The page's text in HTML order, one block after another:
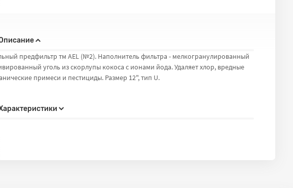
предфильтр тм AEL (№2). Наполнитель фильтра - мелкогранулированный
уголь из скорлупы кокоса с ионами йода. Удаляет хлор, вредные
примеси и пестициды. Размер 12", тип U.